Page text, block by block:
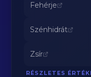
Fehérje
Szénhidrát
Zsír
RÉSZLETES